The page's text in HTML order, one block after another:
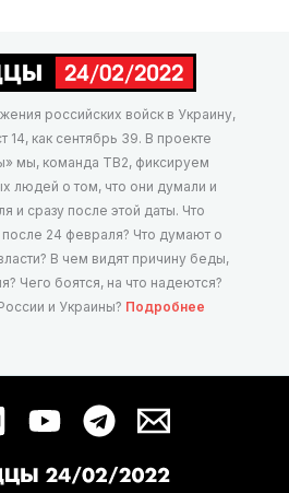
российских войск в Украину,
14, как сентябрь 39. В проекте
мы, команда ТВ2, фиксируем
людей о том, что они думали и
и сразу после этой даты. Что
после 24 февраля? Что думают о
В чем видят причину беды,
Чего боятся, на что надеются?
и Украины? Подробнее